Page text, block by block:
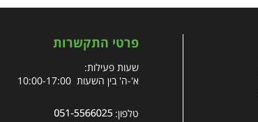
פרטי התקשרות
שעות פעילות:
א'-ה' בין השעות 10:00-17:00
טלפון: